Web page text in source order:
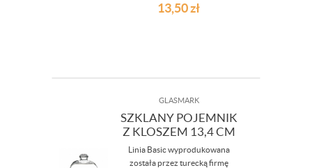
13,50zł
GLASMARK
SZKLANY POJEMNIK
Z KLOSZEM 13,4 CM
Linia Basic wyprodukowana
została przez turecką firmę